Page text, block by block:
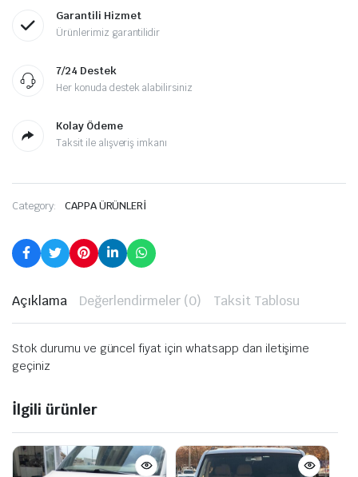
Garantili Hizmet
Ürünlerimiz garantilidir
7/24 Destek
Her konuda destek alabilirsiniz
Kolay Ödeme
Taksit ile alışveriş imkanı
Category: CAPPA ÜRÜNLERİ
Açıklama Değerlendirmeler (0) Taksit Tablosu
Stok durumu ve güncel fiyat için whatsapp dan iletişime
geçiniz
İlgili ürünler